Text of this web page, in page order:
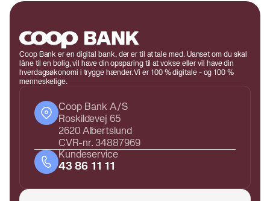
Coop Bank er en digital bank, der er til at tale med. Uanset om du skal
låne til en bolig, vil have din opsparing til at vokse eller vil have din
hverdagsøkonomi i trygge hænder. Vi er 100 % digitale - og 100 %
menneskelige.
Coop Bank A/S
Roskildevej 65
2620 Albertslund
CVR-nr. 34887969
Kundeservice
43 86 11 11